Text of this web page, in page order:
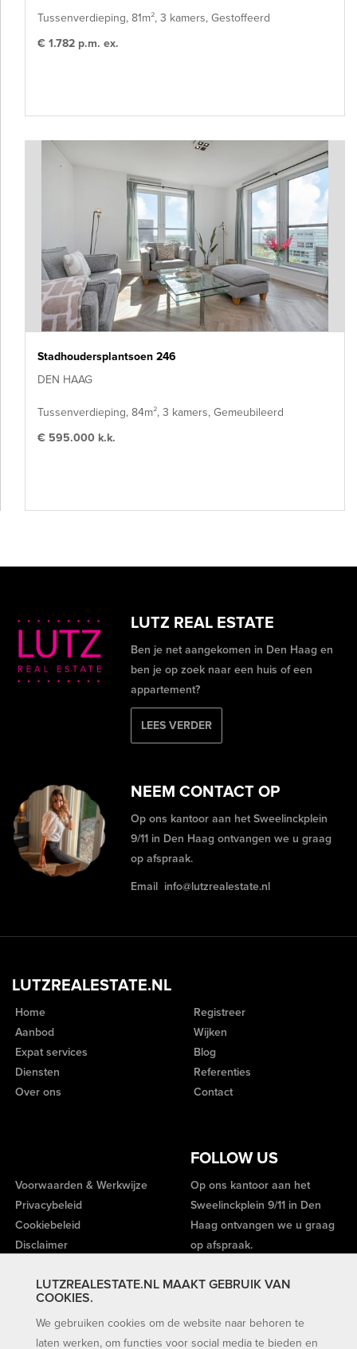
LUTZREALESTATE.NL MAAKT GEBRUIK VAN
COOKIES.
We gebruiken cookies om de website naar behoren te
laten werken, om functies voor social media te bieden en
Tussenverdieping, 81m², 3 kamers, Gestoffeerd
€ 1.782 p.m. ex.
Stadhoudersplantsoen 246
DEN HAAG
Tussenverdieping, 84m², 3 kamers, Gemeubileerd
€ 595.000 k.k.
LUTZ REAL ESTATE
Ben je net aangekomen in Den Haag en
ben je op zoek naar een huis of een
appartement?
LEES VERDER
NEEM CONTACT OP
Op ons kantoor aan het Sweelinckplein
9/11 in Den Haag ontvangen we u graag
op afspraak.
Email info@lutzrealestate.nl
LUTZREALESTATE.NL
Home
Aanbod
Expat services
Diensten
Over ons
Registreer
Wijken
Blog
Referenties
Contact
FOLLOW US
Voorwaarden & Werkwijze
Privacybeleid
Cookiebeleid
Disclaimer
Op ons kantoor aan het
Sweelinckplein 9/11 in Den
Haag ontvangen we u graag
op afspraak.